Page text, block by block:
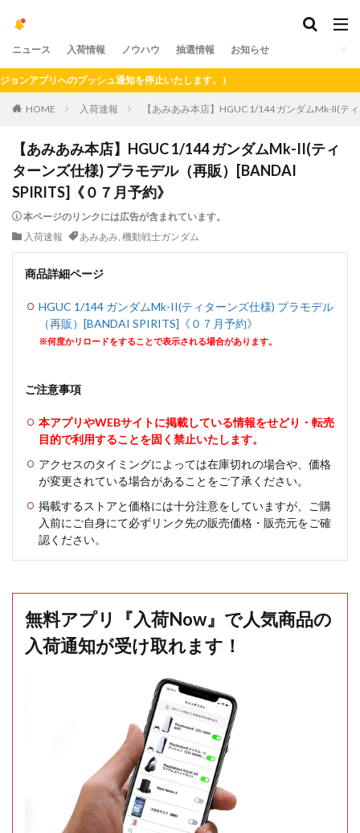
ニュース 入荷情報 ノウハウ 抽選情報 お知らせ
プリへのプッシュ通知を停止いたします。）
HOME 入荷速報 【あみあみ本店】HGUC 1/144 ガンダムMk-II(テ
【あみあみ本店】HGUC 1/144 ガンダムMk-II(ティ
ターンズ仕様) プラモデル（再販）[BANDAI
SPIRITS]《０７月予約》
本ページのリンクには広告が含まれています。
入荷速報
あみあみ, 機動戦士ガンダム
商品詳細ページ
HGUC 1/144 ガンダムMk-II(ティターンズ仕様) プラモデル
（再販）[BANDAI SPIRITS]《０７月予約》
※何度かリロードをすることで表示される場合があります。
ご注意事項
本アプリやWEBサイトに掲載している情報をせどり・転売
目的で利用することを固く禁止いたします。
アクセスのタイミングによっては在庫切れの場合や、価格
が変更されている場合があることをご了承ください。
掲載するストアと価格には十分注意をしていますが、ご購
入前にご自身にて必ずリンク先の販売価格・販売元をご確
認ください。
無料アプリ『入荷Now』で人気商品の
入荷通知が受け取れます！